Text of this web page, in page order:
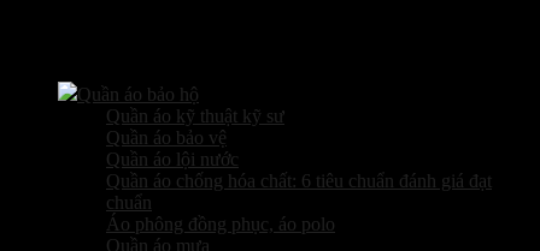
Quần áo bảo hộ
Quần áo kỹ thuật kỹ sư
Quần áo bảo vệ
Quần áo lội nước
Quần áo chống hóa chất: 6 tiêu chuẩn đánh giá đạt
chuẩn
Áo phông đồng phục, áo polo
Quần áo mưa